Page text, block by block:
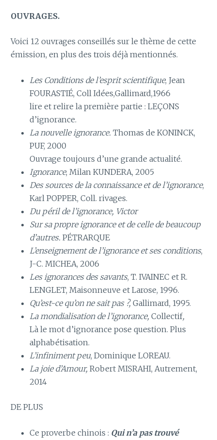
OUVRAGES.
Voici 12 ouvrages conseillés sur le thème de cette
émission, en plus des trois déjà mentionnés.
Les Conditions de l’esprit scientifique, Jean
FOURASTIÉ, Coll Idées,Gallimard,1966
lire et relire la première partie : LEÇONS
d’ignorance.
La nouvelle ignorance. Thomas de KONINCK,
PUF, 2000
Ouvrage toujours d’une grande actualité.
Ignorance, Milan KUNDERA, 2005
Des sources de la connaissance et de l’ignorance,
Karl POPPER, Coll. rivages.
Du péril de l’ignorance, Victor
Sur sa propre ignorance et de celle de beaucoup
d’autres. PÉTRARQUE
L’enseignement de l’ignorance et ses conditions,
J-C. MICHEA, 2006
Les ignorances des savants, T. IVAINEC et R.
LENGLET, Maisonneuve et Larose, 1996.
Qu’est-ce qu’on ne sait pas ?,Gallimard, 1995.
La mondialisation de l’ignorance, Collectif,
Là le mot d’ignorance pose question. Plus
alphabétisation.
L’infiniment peu, Dominique LOREAU.
La joie d’Amour, Robert MISRAHI, Autrement,
2014
DE PLUS
Ce proverbe chinois : Qui n’a pas trouvé